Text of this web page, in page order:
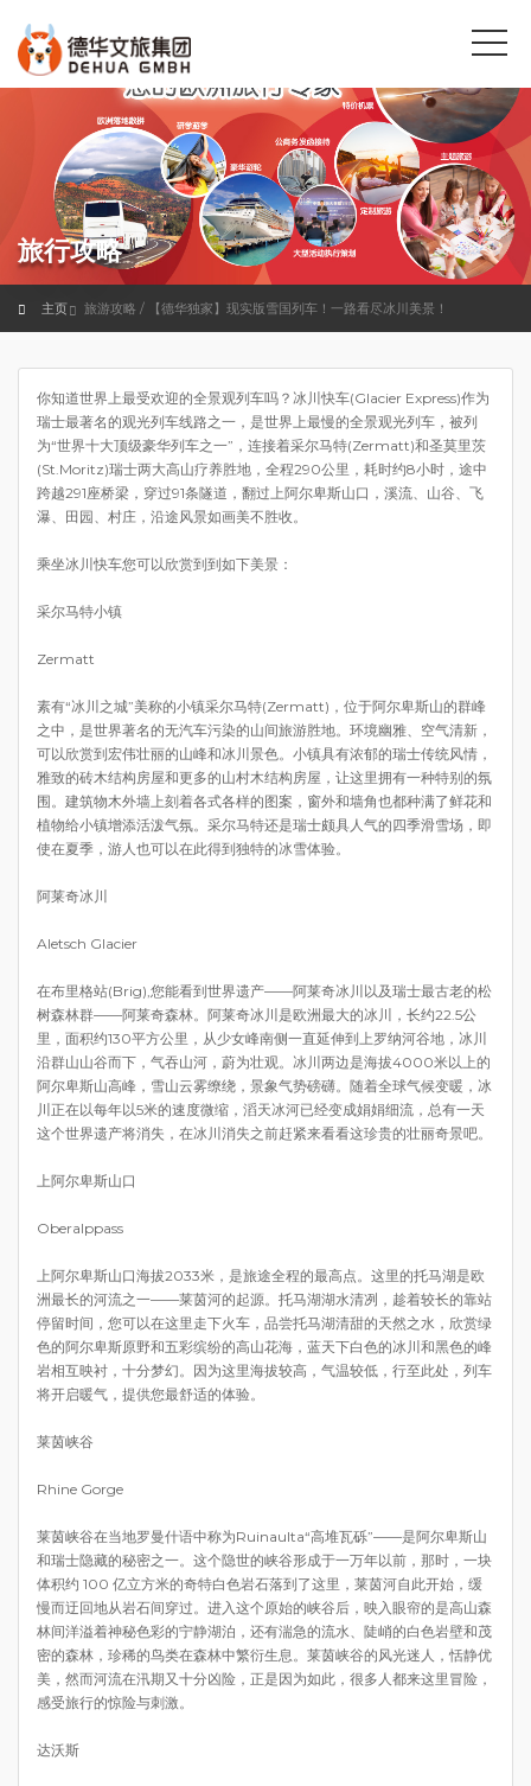
旅行攻略
主页 旅游攻略 / 【德华独家】现实版雪国列车！一路看尽冰川美景！
你知道世界上最受欢迎的全景观列车吗？冰川快车(Glacier Express)作为
瑞士最著名的观光列车线路之一，是世界上最慢的全景观光列车，被列
为“世界十大顶级豪华列车之一”，连接着采尔马特(Zermatt)和圣莫里茨
(St.Moritz)瑞士两大高山疗养胜地，全程290公里，耗时约8小时，途中
跨越291座桥梁，穿过91条隧道，翻过上阿尔卑斯山口，溪流、山谷、飞
瀑、田园、村庄，沿途风景如画美不胜收。
乘坐冰川快车您可以欣赏到到如下美景：
采尔马特小镇
Zermatt
素有“冰川之城”美称的小镇采尔马特(Zermatt)，位于阿尔卑斯山的群峰
之中，是世界著名的无汽车污染的山间旅游胜地。环境幽雅、空气清新，
可以欣赏到宏伟壮丽的山峰和冰川景色。小镇具有浓郁的瑞士传统风情，
雅致的砖木结构房屋和更多的山村木结构房屋，让这里拥有一种特别的氛
围。建筑物木外墙上刻着各式各样的图案，窗外和墙角也都种满了鲜花和
植物给小镇增添活泼气氛。采尔马特还是瑞士颇具人气的四季滑雪场，即
使在夏季，游人也可以在此得到独特的冰雪体验。
阿莱奇冰川
Aletsch Glacier
在布里格站(Brig),您能看到世界遗产——阿莱奇冰川以及瑞士最古老的松
树森林群——阿莱奇森林。阿莱奇冰川是欧洲最大的冰川，长约22.5公
里，面积约130平方公里，从少女峰南侧一直延伸到上罗纳河谷地，冰川
沿群山山谷而下，气吞山河，蔚为壮观。冰川两边是海拔4000米以上的
阿尔卑斯山高峰，雪山云雾缭绕，景象气势磅礴。随着全球气候变暖，冰
川正在以每年以5米的速度微缩，滔天冰河已经变成娟娟细流，总有一天
这个世界遗产将消失，在冰川消失之前赶紧来看看这珍贵的壮丽奇景吧。
上阿尔卑斯山口
Oberalppass
上阿尔卑斯山口海拔2033米，是旅途全程的最高点。这里的托马湖是欧
洲最长的河流之一——莱茵河的起源。托马湖湖水清冽，趁着较长的靠站
停留时间，您可以在这里走下火车，品尝托马湖清甜的天然之水，欣赏绿
色的阿尔卑斯原野和五彩缤纷的高山花海，蓝天下白色的冰川和黑色的峰
岩相互映衬，十分梦幻。因为这里海拔较高，气温较低，行至此处，列车
将开启暖气，提供您最舒适的体验。
莱茵峡谷
Rhine Gorge
莱茵峡谷在当地罗曼什语中称为Ruinaulta“高堆瓦砾”——是阿尔卑斯山
和瑞士隐藏的秘密之一。这个隐世的峡谷形成于一万年以前，那时，一块
体积约 100 亿立方米的奇特白色岩石落到了这里，莱茵河自此开始，缓
慢而迂回地从岩石间穿过。进入这个原始的峡谷后，映入眼帘的是高山森
林间洋溢着神秘色彩的宁静湖泊，还有湍急的流水、陡峭的白色岩壁和茂
密的森林，珍稀的鸟类在森林中繁衍生息。莱茵峡谷的风光迷人，恬静优
美，然而河流在汛期又十分凶险，正是因为如此，很多人都来这里冒险，
感受旅行的惊险与刺激。
达沃斯